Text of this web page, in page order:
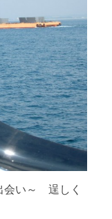
会い～ 逞しく